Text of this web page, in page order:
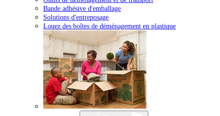
Bande adhésive d'emballage
Solutions d'entreposage
Louez des boîtes de déménagement en plastique